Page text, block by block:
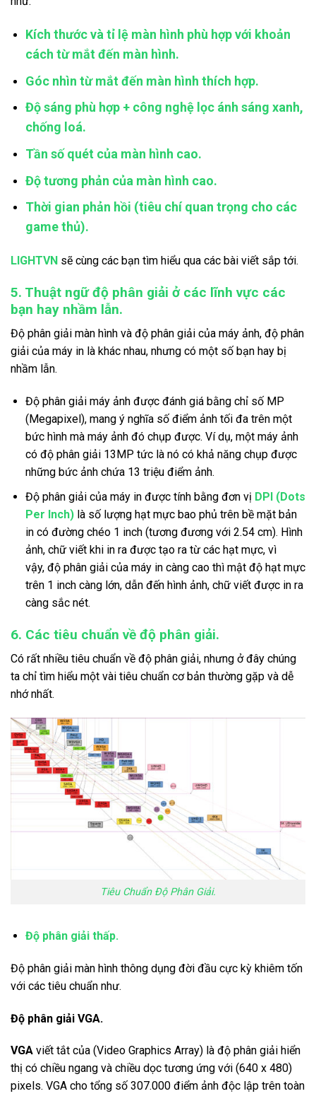
Kích thước và tỉ lệ màn hình phù hợp với khoản
cách từ mắt đến màn hình.
Góc nhìn từ mắt đến màn hình thích hợp.
Độ sáng phù hợp + công nghệ lọc ánh sáng xanh,
chống loá.
Tần số quét của màn hình cao.
Độ tương phản của màn hình cao.
Thời gian phản hồi (tiêu chí quan trọng cho các
game thủ).
LIGHTVN sẽ cùng các bạn tìm hiểu qua các bài viết sắp tới.
5. Thuật ngữ độ phân giải ở các lĩnh vực các
bạn hay nhầm lẫn.
Độ phân giải màn hình và độ phân giải của máy ảnh, độ phân
giải của máy in là khác nhau, nhưng có một số bạn hay bị
nhầm lẫn.
Độ phân giải máy ảnh được đánh giá bằng chỉ số MP
(Megapixel), mang ý nghĩa số điểm ảnh tối đa trên một
bức hình mà máy ảnh đó chụp được. Ví dụ, một máy ảnh
có độ phân giải 13MP tức là nó có khả năng chụp được
những bức ảnh chứa 13 triệu điểm ảnh.
Độ phân giải của máy in được tính bằng đơn vị DPI (Dots
Per Inch)là số lượng hạt mực bao phủ trên bề mặt bản
in có đường chéo 1 inch (tương đương với 2.54 cm). Hình
ảnh, chữ viết khi in ra được tạo ra từ các hạt mực, vì
vậy, độ phân giải của máy in càng cao thì mật độ hạt mực
trên 1 inch càng lớn, dẫn đến hình ảnh, chữ viết được in ra
càng sắc nét.
6. Các tiêu chuẩn về độ phân giải.
Có rất nhiều tiêu chuẩn về độ phân giải, nhưng ở đây chúng
ta chỉ tìm hiểu một vài tiêu chuẩn cơ bản thường gặp và dễ
nhớ nhất.
Tiêu Chuẩn Độ Phân Giải.
Độ phân giải thấp.
Độ phân giải màn hình thông dụng đời đầu cực kỳ khiêm tốn
với các tiêu chuẩn như.
Độ phân giải VGA.
VGA viết tắt của (Video Graphics Array) là độ phân giải hiển
thị có chiều ngang và chiều dọc tương ứng với (640 x 480)
pixels. VGA cho tổng số 307.000 điểm ảnh độc lập trên toàn